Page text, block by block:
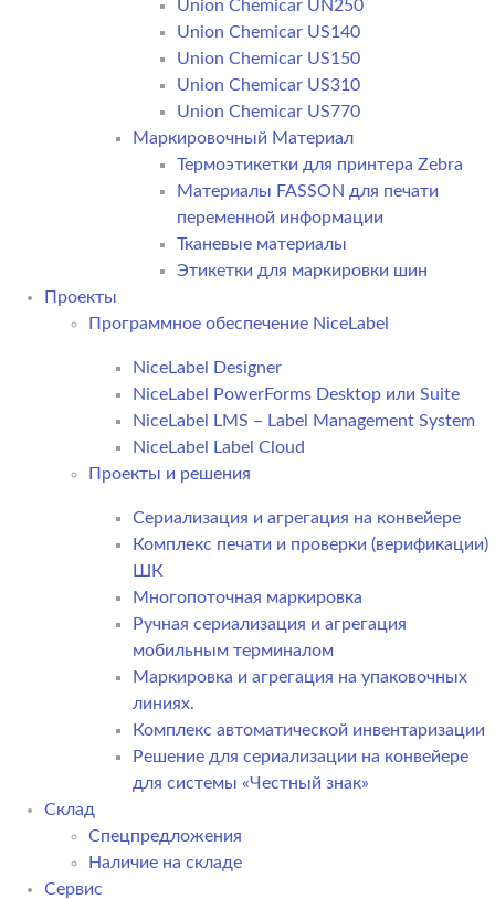
Union Chemicar UN250
Union Chemicar US140
Union Chemicar US150
Union Chemicar US310
Union Chemicar US770
Маркировочный Материал
Термоэтикетки для принтера Zebra
Материалы FASSON для печати
переменной информации
Тканевые материалы
Этикетки для маркировки шин
Проекты
Программное обеспечение NiceLabel
NiceLabel Designer
NiceLabel PowerForms Desktop или Suite
NiceLabel LMS – Label Management System
NiceLabel Label Cloud
Проекты и решения
Сериализация и агрегация на конвейере
Комплекс печати и проверки (верификации)
ШК
Многопоточная маркировка
Ручная сериализация и агрегация
мобильным терминалом
Маркировка и агрегация на упаковочных
линиях.
Комплекс автоматической инвентаризации
Решение для сериализации на конвейере
для системы «Честный знак»
Склад
Спецпредложения
Наличие на складе
Сервис